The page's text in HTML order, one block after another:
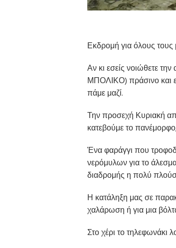
Εκδρομή για όλους τους
Αν κι εσείς νοιώθετε
ΜΠΟΛΙΚΟ) πράσινο και
πάμε μαζί.
Την προσεχή Κυριακή
κατεβούμε το
Ένα φαράγγι που
νερόμυλων για το
διαδρομής η πολύ
Η κατάληξη μας σε
χαλάρωση ή για μια
Στο χέρι το τηλεφωνάκι